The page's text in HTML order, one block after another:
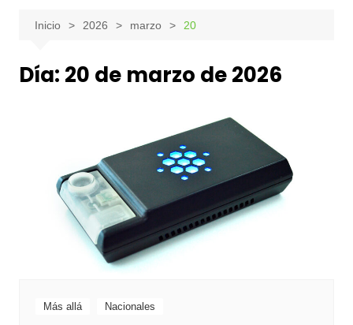
Inicio 2026 marzo 20
Día: 20 de marzo de 2026
Más allá Nacionales